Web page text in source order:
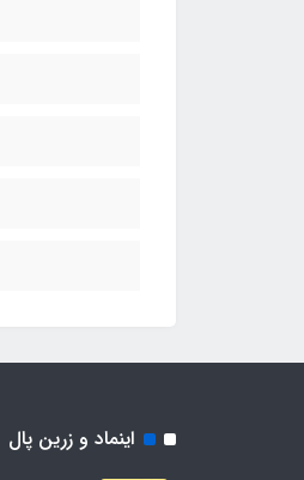
اینماد و زرین پال